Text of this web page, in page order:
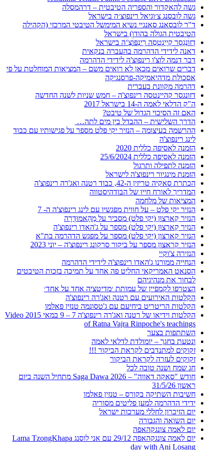
גשה להאקדור והספריה הטיבטית – דרהמסלה
גשה לובסנג צ׳וגיאל רינפוצ׳ה בישראל
ד"ר לובסאנג סאנגיי נשיא המימשל הטיבטי המרכזי (הקהילה
הטיבטית הגולה בהודו) בישראל
דְזוׄנְגְסָר קְיֶינְטְסֶה רׅינְפּוׄצֶ‘ה בישראל
דאנה לידידי הדהרמה בהעברה בנקאית
דבר דנמה לוצ'ו רינפוצ'ה לידידי הדהרמה
דברים שרואים מכאן לא רואים משם – המציאות המוחלטת על פי
אסכולת מדהיאמיקה-פרסנגיקה
דהרמה מקוונת בעברית
דזונגסר קהיינטסה רינפוצ'ה – חמש שניות לשנה החדשה
ה"ק הדלאי לאמה ה-14 בישראל 2017
האם זה הסיכוי הגדול של טיבט?
הדרך השלישית – ההבדל בין מים לתה…
ההרשמה בעיצומה – הנזיר יקי פלט מספר על פגישותיו עם כבוד
לינג רינפוצ'ה
הזמנה לאסיפה כללית 2020
הזמנה לאסיפה כללית 25/6/2024
הזמנה לתפילה ותרגול
הזמנת מינגיור רינפוצ'ה לישראל
הכתרת סאקיה טריזין ה-42, כבוד רטנה ואג'רה רינפוצ'ה
המדריך לאורח חייו של הבודהיסטווה
המציאות של מלחמה
הנזיר יקי פלט – על חווית מפגשיו עם לינג רינפוצ'ה ה- 7
הנזיר קַארצוּן (יקי פלט) מסביר על מָהָאמוּדְרָה
הנזיר קַארצוּן (יקי פלט) מספר על ג'האדו רינפוצ'ה
הנזיר קארצון (יקי פלט) מספר על מפגש הדהרמה בת"א
הנזיר קראצון מספר על ביקור סרקונג רינפוצ'ה – יוני 2023
הנזירה צ'וקיי
הנחייה ממורנו ג'האדו רינפוצ'ה לידידי הדהרמה
הסנאט האמריקאי החליט פה אחד על תמיכה בזכות הטיבטים
לבחור את מנהיגיהם
הצטרפו לקמפיין של עמותת ׳מדיטציה אחד על אחד׳
הקלטות האירועים עם רטנה ואג'רה רינפוצ'ה
הקלטות הריטריט ביחיעם עם ג'טסונמה טנזין פאלמו
הקלטות וידיאו של רטנה ואג'רה רינפוצ'ה 7 – 9 במאי 2015 Video
of Ratna Vajra Rinpoche's teachings
השתתפות בצער
ונטעת בחגך – יומולדת לדלאי לאמה
זקוקים למתנדבים לקראת הביקור !!!
זקוקים לעזרה לקראת הביקור
חג שמח ושנה טובה לכל
חודש "סאקה דאווה" – Saga Dawa 2026 מתחיל השנה ביום
ראשון 31/5/26
חשיבות השתיקה בקורס – טנזין פאלמו
ידידי הדהרמה למען פליטים מסוריה
יום הזיכרון לחללי מערכות ישראל
יום השואה והגבורה
יום לאמה צונגקהאפה
יום לאמה צונגקהאפה 29/12 עם אני לוסנג Lama TzongKhapa
day with Ani Losang